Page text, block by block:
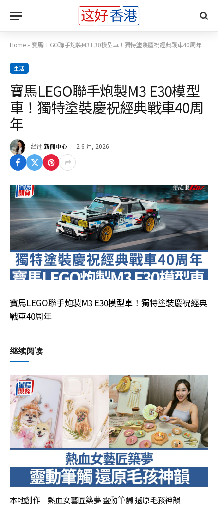
Home » 寶馬LEGO聯手炮製M3 E30模型車！獨特塗裝慶祝經典戰車40周年
生活
寶馬LEGO聯手炮製M3 E30模型
車！獨特塗裝慶祝經典戰車40周
年
经过 新闻中心 2 6 月, 2026
寶馬LEGO聯手炮製M3 E30模型車！獨特塗裝慶祝經典
戰車40周年
继续阅读
本地創作｜熱血女藝匠築夢 靈動筆觸 還原毛孩神韻